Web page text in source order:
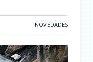
NOVEDADES